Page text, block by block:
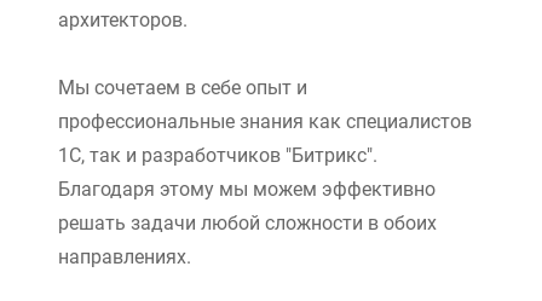
архитекторов.
Мы сочетаем в себе опыт и
профессиональные знания как специалистов
1С, так и разработчиков "Битрикс".
Благодаря этому мы можем эффективно
решать задачи любой сложности в обоих
направлениях.